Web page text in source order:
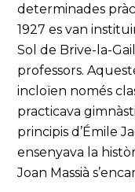
determinades
1927 es van
Sol de Brive-la-
professors.
incloïen només
practicava
principis d’Émile
ensenyava la
Joan Massià